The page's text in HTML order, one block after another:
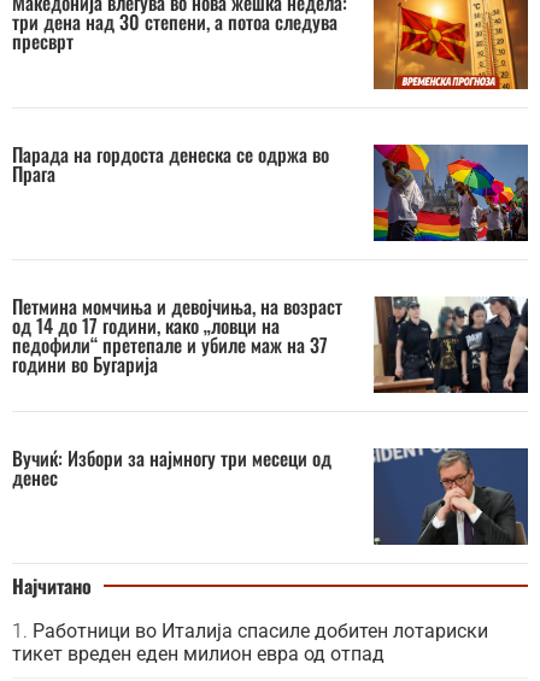
три дена над 30 степени, а потоа следува
пресврт
Парада на гордоста денеска се одржа во
Прага
Петмина момчиња и девојчиња, на возраст
од 14 до 17 години, како „ловци на
педофили“ претепале и убиле маж на 37
години во Бугарија
Вучиќ: Избори за најмногу три месеци од
денес
Најчитано
Работници во Италија спасиле добитен лотариски
тикет вреден еден милион евра од отпад